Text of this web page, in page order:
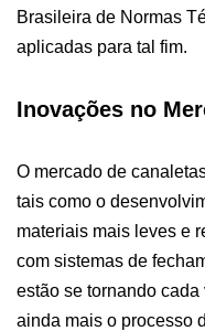
Brasileira de Normas
aplicadas para tal fim.
Inovações no
O mercado de
tais como o
materiais mais leves e
com sistemas de
estão se tornando
ainda mais o processo